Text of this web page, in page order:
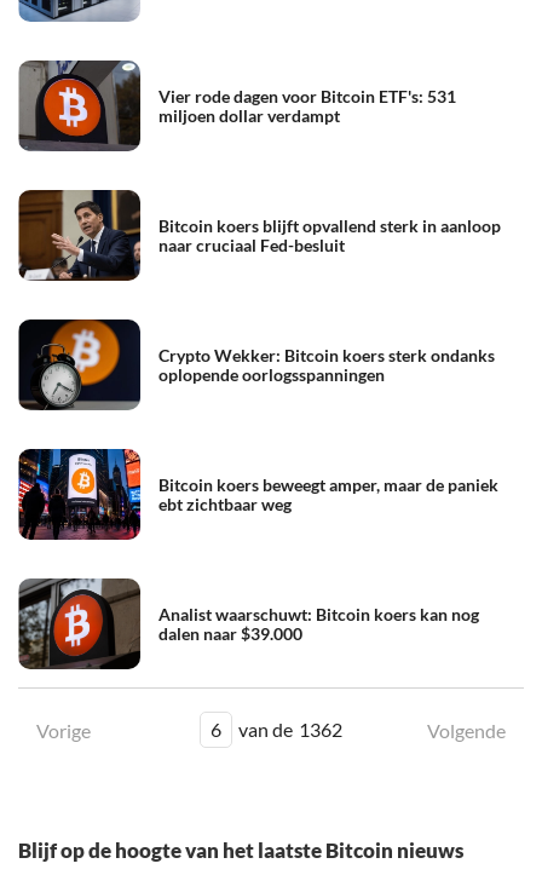
Vier rode dagen voor Bitcoin ETF's: 531
miljoen dollar verdampt
Bitcoin koers blijft opvallend sterk in aanloop
naar cruciaal Fed-besluit
Crypto Wekker: Bitcoin koers sterk ondanks
oplopende oorlogsspanningen
Bitcoin koers beweegt amper, maar de paniek
ebt zichtbaar weg
Analist waarschuwt: Bitcoin koers kan nog
dalen naar $39.000
Vorige 6 van de 1362 Volgende
Blijf op de hoogte van het laatste Bitcoin nieuws